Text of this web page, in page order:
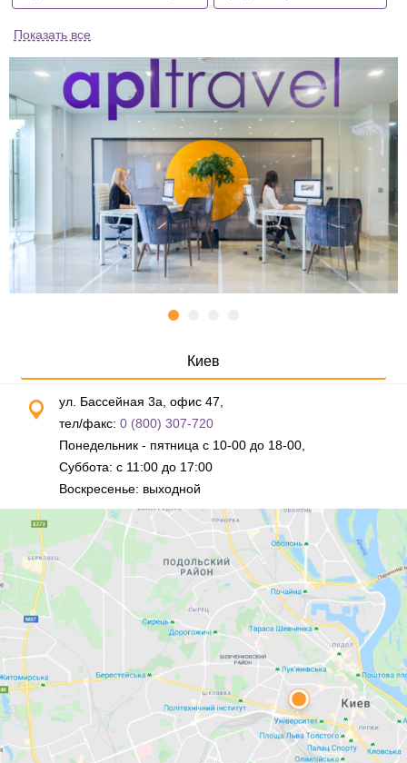
Показать все
Киев
ул. Бассейная 3а, офис 47,
тел/факс: 0 (800) 307-720
Понедельник - пятница с 10-00 до 18-00,
Суббота: с 11:00 до 17:00
Воскресенье: выходной